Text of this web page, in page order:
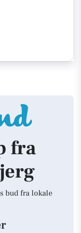
fra
bud fra lokale